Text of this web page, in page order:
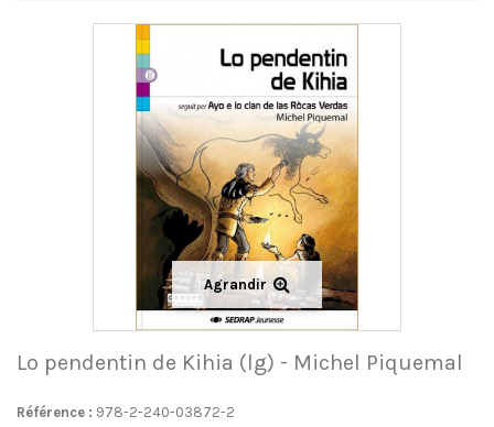
Agrandir
Lo pendentin de Kihia (lg) - Michel Piquemal
Référence : 978-2-240-03872-2